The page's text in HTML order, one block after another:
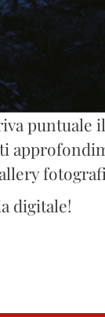
digitale!